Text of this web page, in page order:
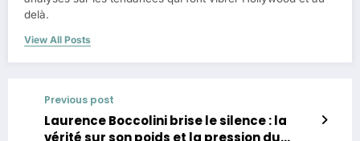
delà.
View All Posts
Previous post
Laurence Boccolini brise le silence : la
vérité sur son poids et la pression du